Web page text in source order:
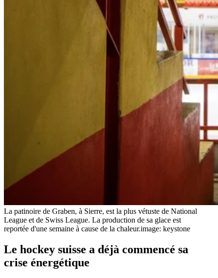
La patinoire de Graben, à Sierre, est la plus vétuste de National
League et de Swiss League. La production de sa glace est
reportée d'une semaine à cause de la chaleur.image: keystone
Le hockey suisse a déjà commencé sa
crise énergétique